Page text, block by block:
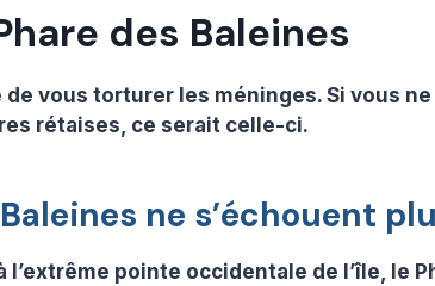
des Baleines
de vous torturer les méninges. Si vous
rétaises, ce serait celle-ci.
ne s’échouent
l’extrême pointe occidentale de l’île, le